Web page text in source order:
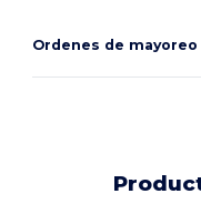
Ordenes de mayoreo